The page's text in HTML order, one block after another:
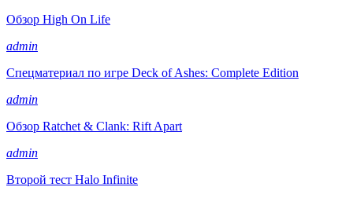
Обзор High On Life
admin
Спецматериал по игре Deck of Ashes: Complete Edition
admin
Обзор Ratchet & Clank: Rift Apart
admin
Второй тест Halo Infinite